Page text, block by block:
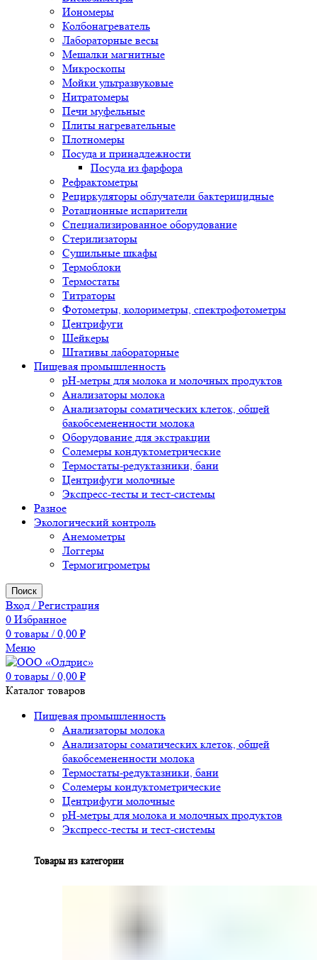
Иономеры
Колбонагреватель
Лабораторные весы
Мешалки магнитные
Микроскопы
Мойки ультразвуковые
Нитратомеры
Печи муфельные
Плиты нагревательные
Плотномеры
Посуда и принадлежности
Посуда из фарфора
Рефрактометры
Рециркуляторы облучатели бактерицидные
Ротационные испарители
Специализированное оборудование
Стерилизаторы
Сушильные шкафы
Термоблоки
Термостаты
Титраторы
Фотометры, колориметры, спектрофотометры
Центрифуги
Шейкеры
Штативы лабораторные
Пищевая промышленность
pH-метры для молока и молочных продуктов
Анализаторы молока
Анализаторы соматических клеток, общей
бакобсемененности молока
Оборудование для экстракции
Солемеры кондуктометрические
Термостаты-редуктазники, бани
Центрифуги молочные
Экспресс-тесты и тест-системы
Разное
Экологический контроль
Анемометры
Логгеры
Термогигрометры
Поиск
Вход / Регистрация
0 Избранное
0 товары / 0,00 ₽
Меню
0 товары / 0,00 ₽
Каталог товаров
Пищевая промышленность
Анализаторы молока
Анализаторы соматических клеток, общей
бакобсемененности молока
Термостаты-редуктазники, бани
Солемеры кондуктометрические
Центрифуги молочные
pH-метры для молока и молочных продуктов
Экспресс-тесты и тест-системы
Товары из категории